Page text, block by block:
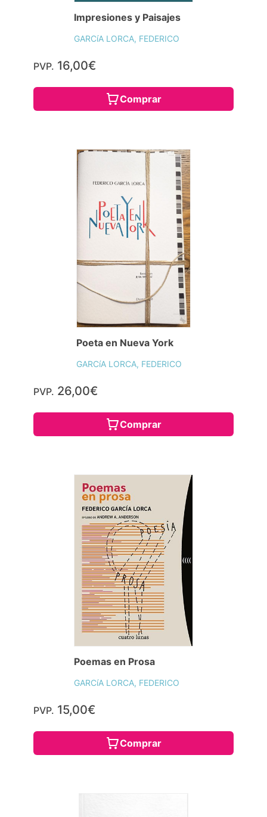
Impresiones y Paisajes
GARCíA LORCA, FEDERICO
PVP. 16,00€
Comprar
Poeta en Nueva York
GARCíA LORCA, FEDERICO
PVP. 26,00€
Comprar
Poemas en Prosa
GARCíA LORCA, FEDERICO
PVP. 15,00€
Comprar